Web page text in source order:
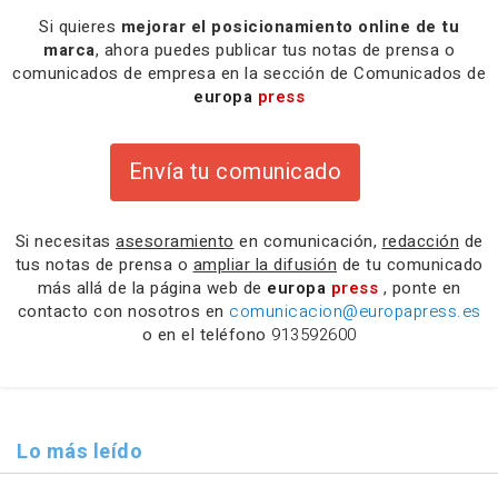
Si quieres mejorar el posicionamiento online de tu
marca, ahora puedes publicar tus notas de prensa o
comunicados de empresa en la sección de Comunicados de
europa press
Envía tu comunicado
Si necesitas asesoramiento en comunicación, redacción de
tus notas de prensa o ampliar la difusión de tu comunicado
más allá de la página web de europa press , ponte en
contacto con nosotros en comunicacion@europapress.es
o en el teléfono 913592600
Lo más leído